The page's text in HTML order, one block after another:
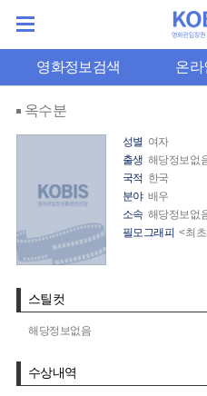
영화정보검색 온라
옥수분
성별 여자
출생 해당정보없
국적 한국
분야 배우
소속 해당정보없
필모그래피 <최
스틸컷
해당정보없음
수상내역